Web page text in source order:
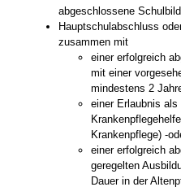
abgeschlossene
Hauptschulabschluss
zusammen mit
einer erfolgreich
mit einer
mindestens 2
einer Erlaubnis
Krankenpflege) -
einer erfolgreich
geregelten
Dauer in der